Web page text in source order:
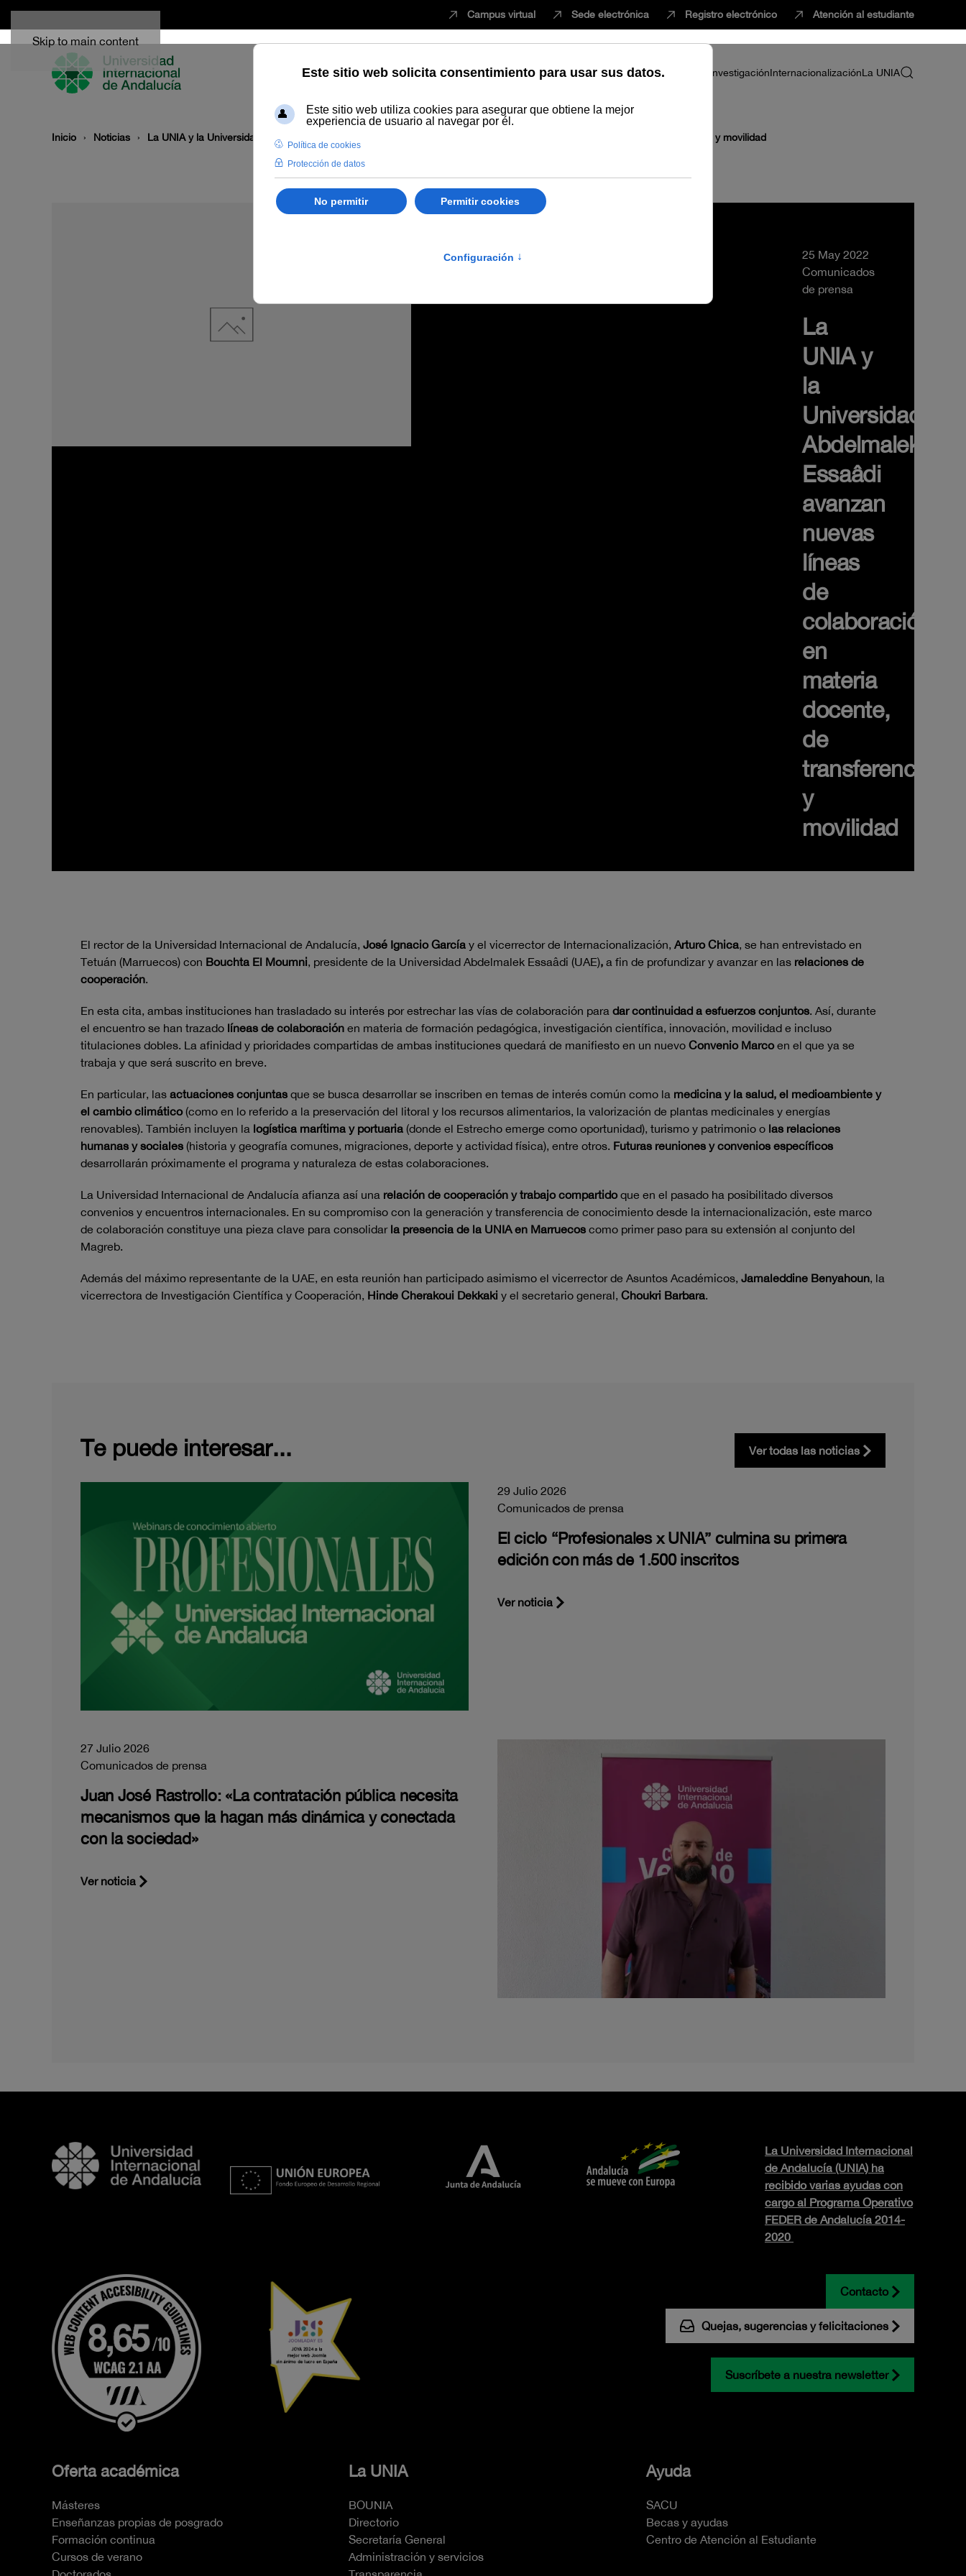
Skip to main content
Campus virtual Sede electrónica Registro electrónico Atención al estudiante
EstudiarInnovaciónVida universitariaProfesorado InvestigaciónInternacionalizaciónLa UNIA
Inicio Noticias La UNIA y la Universidad Abdelmalek Essaâdi avanzan nuevas líneas de colaboración en materia docente, de transferencia y movilidad
25 May 2022
Comunicados
de prensa
La
UNIA y
la
Universidad
Abdelmalek
Essaâdi
avanzan
nuevas
líneas
de
colaboración
en
materia
docente,
de
transferencia
y
movilidad
El rector de la Universidad Internacional de Andalucía, José Ignacio García y el vicerrector de Internacionalización, Arturo Chica, se han entrevistado en
Tetuán (Marruecos) con Bouchta El Moumni, presidente de la Universidad Abdelmalek Essaâdi (UAE), a fin de profundizar y avanzar en las relaciones de
cooperación.
En esta cita, ambas instituciones han trasladado su interés por estrechar las vías de colaboración para dar continuidad a esfuerzos conjuntos. Así, durante
el encuentro se han trazado líneas de colaboración en materia de formación pedagógica, investigación científica, innovación, movilidad e incluso
titulaciones dobles. La afinidad y prioridades compartidas de ambas instituciones quedará de manifiesto en un nuevo Convenio Marcoen el que ya se
trabaja y que será suscrito en breve.
En particular, las actuaciones conjuntas que se busca desarrollar se inscriben en temas de interés común como la medicina y la salud, el medioambiente y
el cambio climático(como en lo referido a la preservación del litoral y los recursos alimentarios, la valorización de plantas medicinales y energías
renovables). También incluyen la logística marítima y portuaria (donde el Estrecho emerge como oportunidad), turismo y patrimonio o las relaciones
humanas y sociales (historia y geografía comunes, migraciones, deporte y actividad física), entre otros. Futuras reuniones y convenios específicos
desarrollarán próximamente el programa y naturaleza de estas colaboraciones.
La Universidad Internacional de Andalucía afianza así una relación de cooperación y trabajo compartidoque en el pasado ha posibilitado diversos
convenios y encuentros internacionales. En su compromiso con la generación y transferencia de conocimiento desde la internacionalización, este marco
de colaboración constituye una pieza clave para consolidar la presencia de la UNIA en Marruecos como primer paso para su extensión al conjunto del
Magreb.
Además del máximo representante de la UAE, en esta reunión han participado asimismo el vicerrector de Asuntos Académicos, Jamaleddine Benyahoun, la
vicerrectora de Investigación Científica y Cooperación, Hinde Cherakoui Dekkaki y el secretario general, Choukri Barbara.
Te puede interesar... Ver todas las noticias
29 Julio 2026
Comunicados de prensa
El ciclo “Profesionales x UNIA” culmina su primera
edición con más de 1.500 inscritos
Ver noticia
27 Julio 2026
Comunicados de prensa
Juan José Rastrollo: «La contratación pública necesita
mecanismos que la hagan más dinámica y conectada
con la sociedad»
Ver noticia
La Universidad Internacional
de Andalucía (UNIA) ha
recibido varias ayudas con
cargo al Programa Operativo
FEDER de Andalucía 2014-
2020
Contacto
Quejas, sugerencias y felicitaciones
Suscríbete a nuestra newsletter
Oferta académica
Másteres
Enseñanzas propias de posgrado
Formación continua
Cursos de verano
La UNIA
BOUNIA
Directorio
Secretaría General
Administración y servicios
Ayuda
SACU
Becas y ayudas
Centro de Atención al Estudiante